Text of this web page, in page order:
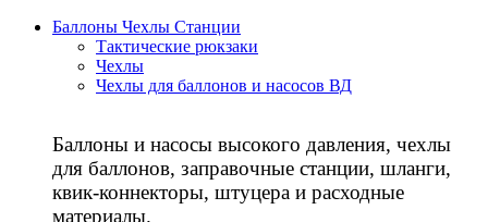
Баллоны Чехлы Станции
Тактические рюкзаки
Чехлы
Чехлы для баллонов и насосов ВД
Баллоны и насосы высокого давления, чехлы
для баллонов, заправочные станции, шланги,
квик-коннекторы, штуцера и расходные
материалы.